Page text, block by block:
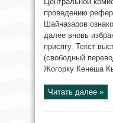
проведению
Шайназаров
далее вновь
присягу. Текст
(свободный
Жогорку Кенеша
Читать далее »